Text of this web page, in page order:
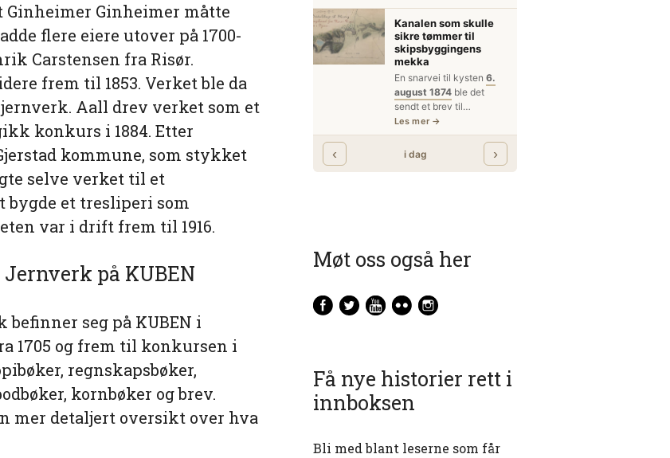
Ginheimer måtte
flere eiere utover på 1700-
Carstensen fra Risør.
frem til 1853. Verket ble da
Aall drev verket som et
konkurs i 1884. Etter
kommune, som stykket
selve verket til et
bygde et tresliperi som
var i drift frem til 1916.
på KUBEN
seg på KUBEN i
1705 og frem til konkursen i
regnskapsbøker,
kornbøker og brev.
mer detaljert oversikt over hva
Møt oss også her
Få nye historier rett i
innboksen
Bli med blant leserne som får